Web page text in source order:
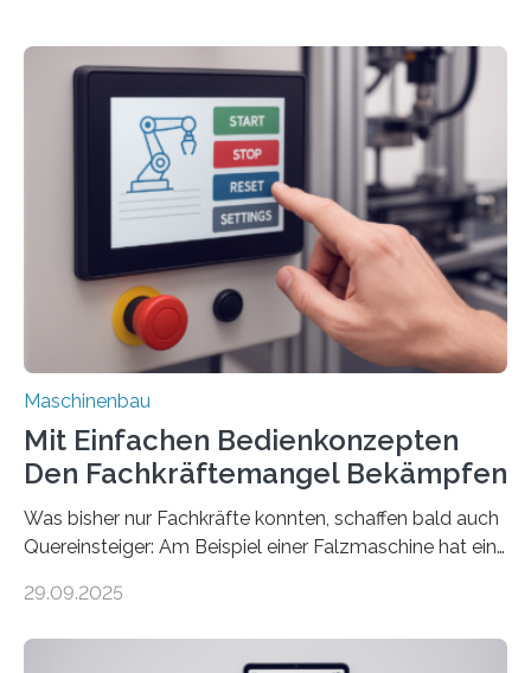
Maschinenbau
Mit Einfachen Bedienkonzepten
Den Fachkräftemangel Bekämpfen
Was bisher nur Fachkräfte konnten, schaffen bald auch
Quereinsteiger: Am Beispiel einer Falzmaschine hat ein
Mensch-Maschine-Schnittstelle so sehr vereinfacht,
Die zugrunde liegende Methodik lässt sich auf alle
29.09.2025